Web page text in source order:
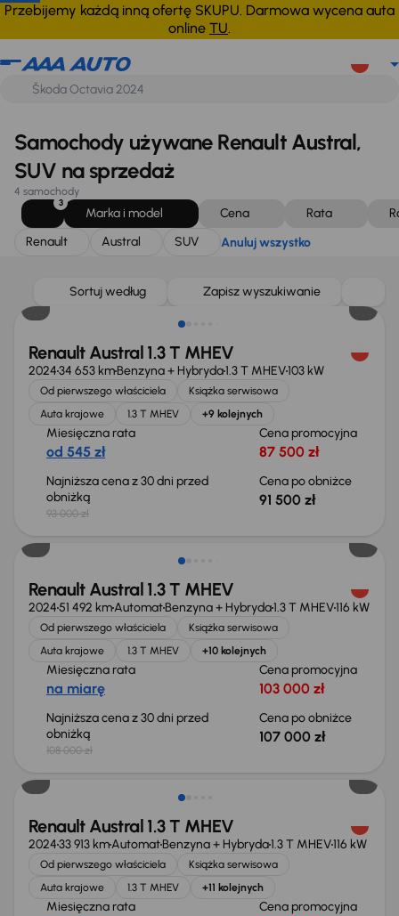
Przebijemy każdą inną ofertę SKUPU. Darmowa wycena auta
online TU.
Renault Austral SUV Anuluj wszystko
Samochody używane Renault Austral,
SUV na sprzedaż
4 samochody
3
Marka i model Cena Rata
Renault
Austral SUV Anuluj wszystko
Sortuj według Zapisz wyszukiwanie
Taniej o 1 500 zł
Renault Austral 1.3 T MHEV
202434 653 kmBenzyna + Hybryda1.3 T MHEV103 kW
Od pierwszego właściciela
Książka serwisowa
Auta krajowe
1.3 T MHEV +9 kolejnych
Miesięczna rata
od 545 zł
Cena promocyjna
87 500 zł
Najniższa cena z 30 dni przed
obniżką
93 000 zł
Cena po obniżce
91 500 zł
Taniej o 1 000 zł
Renault Austral 1.3 T MHEV
202451 492 kmAutomatBenzyna + Hybryda1.3 T MHEV116 kW
Od pierwszego właściciela
Książka serwisowa
Auta krajowe
1.3 T MHEV +10 kolejnych
Miesięczna rata
na miarę
Cena promocyjna
103 000 zł
Najniższa cena z 30 dni przed
obniżką
108 000 zł
Cena po obniżce
107 000 zł
Taniej o 3 000 zł
Renault Austral 1.3 T MHEV
202433 913 kmAutomatBenzyna + Hybryda1.3 T MHEV116 kW
Od pierwszego właściciela
Książka serwisowa
Auta krajowe
1.3 T MHEV +11 kolejnych
Miesięczna rata Cena promocyjna